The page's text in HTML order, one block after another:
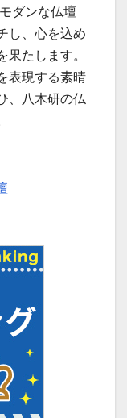
ダンな仏壇
し、心を込め
果たします。
表現する素晴
、八木研の仏